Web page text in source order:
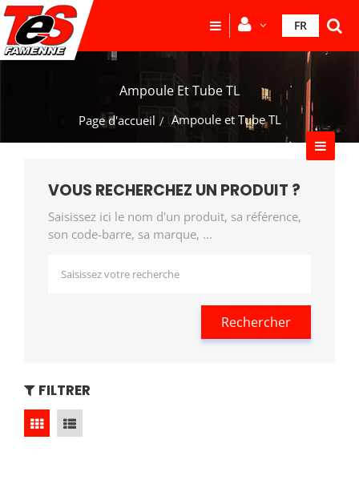
FR
Ampoule Et Tube TL
Page d'accueil Ampoule et Tube TL
VOUS RECHERCHEZ UN PRODUIT ?
Saisissez ici le nom d'un produit, sa référence,
son code-barre, sa marque, ...
Rechercher
FILTRER